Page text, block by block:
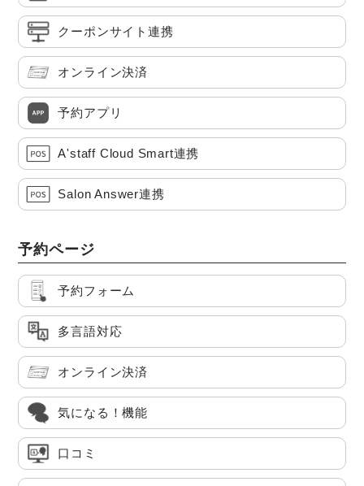
クーポンサイト連携
オンライン決済
予約アプリ
A'staff Cloud Smart連携
Salon Answer連携
予約ページ
予約フォーム
多言語対応
オンライン決済
気になる！機能
口コミ